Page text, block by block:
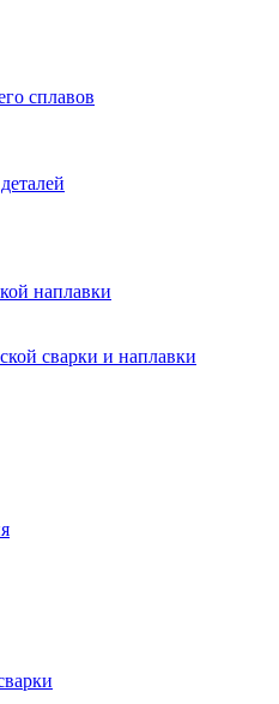
сплавов
наплавки
сварки и наплавки